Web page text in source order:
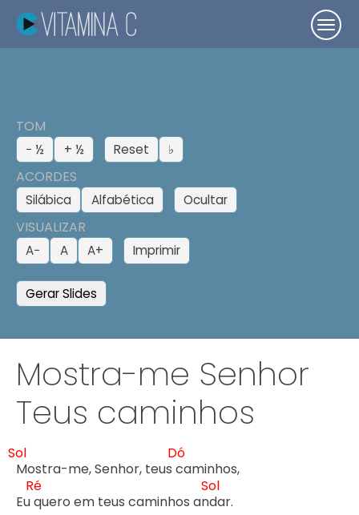
TOM
− ½ + ½ Reset ♭
ACORDES
Silábica Alfabética Ocultar
VISUALIZAR
A− A A+ Imprimir
Gerar Slides
Mostra-me Senhor
Teus caminhos
Sol
Mostra-me, Senhor, teus
Dó
caminhos,
Eu
Ré
quero em teus caminhos an
Sol
dar.